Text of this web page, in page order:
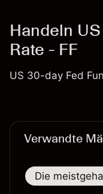
Handeln
Rate - FF
US 30-day Fed
Verwandte
Die